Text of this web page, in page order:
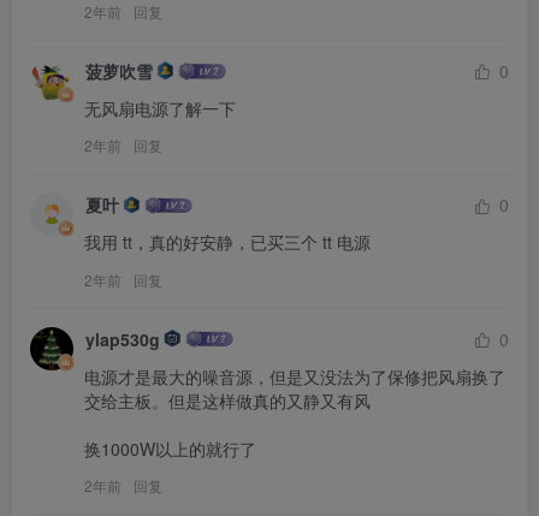
2年前 回复
菠萝吹雪
0
无风扇电源了解一下
2年前 回复
夏叶
0
我用 tt，真的好安静，已买三个 tt 电源
2年前 回复
ylap530g
0
电源才是最大的噪音源，但是又没法为了保修把风扇换了
交给主板。但是这样做真的又静又有风
换1000W以上的就行了
2年前 回复